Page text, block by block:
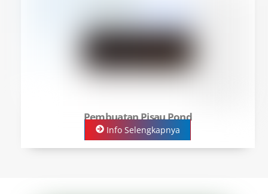
Pembuatan Pisau Pond
Info Selengkapnya